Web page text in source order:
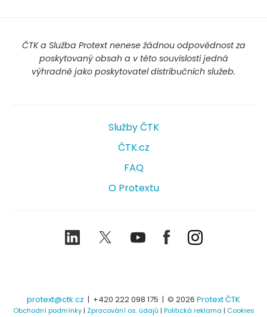
ČTK a Služba Protext nenese žádnou odpovědnost za
poskytovaný obsah a v této souvislosti jedná
výhradně jako poskytovatel distribučních služeb.
Služby ČTK
ČTK.cz
FAQ
O Protextu
LinkedIn TwitterYoutubeFacebookInstagram
protext@ctk.cz | +420 222 098 175 | © 2026 Protext ČTK
Obchodní podmínky| Zpracování os. údajů| Politická reklama | Cookies